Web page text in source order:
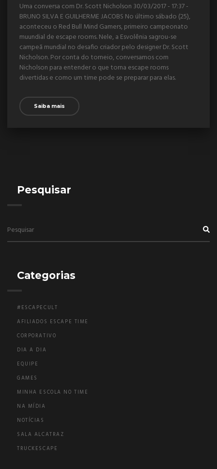
Uma conversa com Dr. Scott Nicholson 30/03/2017 - 17:37 -
BRUNO SILVA E GUILHERME JACOBS No último sábado (25),
aconteceu o Red Bull Mind Gamers, primeiro campeonato
muundial de escape rooms. Nele, a Esvolênia sagrou-se
campeã mundial no desafio criador pelo designer Dr. Scott
Nicholson. Por conta do torneio, conversamos com
Nicholson para entender o que torna escape rooms
divertidas e como um time pode se preparar para elas.
Saiba mais
Pesquisar
Categorias
#ESCAPECULT
AFILIADOS ESCAPE TIME
CORPORATIVO
DIA A DIA
EQUIPE
GAMES
MINHA ESCOLA NO TIME
NA MÍDIA
NOTÍCIAS
SALA ALCATRAZ
TRUCKESCAPE